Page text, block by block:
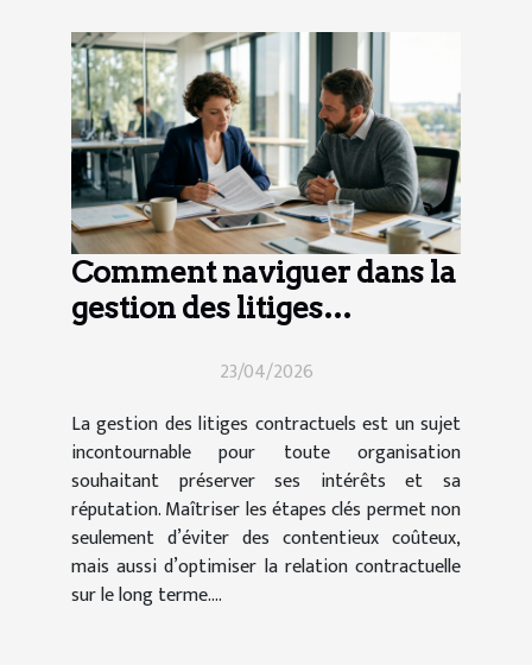
Comment naviguer dans la
gestion des litiges
23/04/2026
La gestion des litiges contractuels est un sujet
incontournable pour toute organisation
souhaitant préserver ses intérêts et sa
réputation. Maîtriser les étapes clés permet non
seulement d’éviter des contentieux coûteux,
mais aussi d’optimiser la relation contractuelle
sur le long terme....